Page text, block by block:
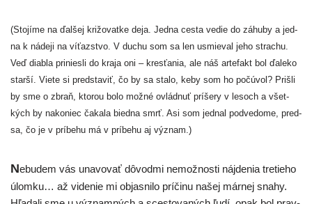
(Stojíme na ďal­šej kri­žo­vat­ke deja. Jedna ces­ta vedie do záhu­by a jed­
na k náde­ji na víťazs­tvo. V duchu som sa len usmie­val jeho stra­chu.
Veď diab­la pri­nies­li do kra­ja oni – kres­ťa­nia, ale náš arte­fakt bol ďale­ko
star­ší. Viete si pred­sta­viť, čo by sa sta­lo, keby som ho počú­vol? Prišli
by sme o zbraň, kto­rou bolo mož­né ovlád­nuť prí­še­ry v lesoch a všet­
kých by nako­niec čaka­la bied­na smrť. Asi som jed­nal pod­ve­do­me, pred­
sa, čo je v prí­be­hu má v prí­be­hu aj význam.)
Nebu­dem vás una­vo­vať dôvod­mi nemož­nos­ti náj­de­nia tre­tie­ho
úlom­ku… až vide­nie mi objas­ni­lo prí­či­nu našej már­nej sna­hy.